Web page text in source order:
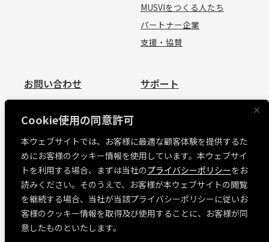
Cookie使用の同意許可
本ウェブサイトでは、お客様に最適な顧客体験を提供するた
めにお客様のクッキー情報を使用しています。本ウェブサイ
トを利用する場合、まずは当社のプライバシーポリシーをお
読みください。そのうえで、お客様が本ウェブサイトの閲覧
を継続する場合、当社が当該プライバシーポリシーに従いお
客様のクッキー情報を取得及び使用することに、お客様が同
意したものといたします。
MUSVIをつくる人たち
パートナー企業
支援・協賛
お問い合わせ
見積依頼
サポート
お問い合わせ
MUSVI BASE ログイン
ソフトウェアリリース情報
障害・メンテナンス情報
各種規約